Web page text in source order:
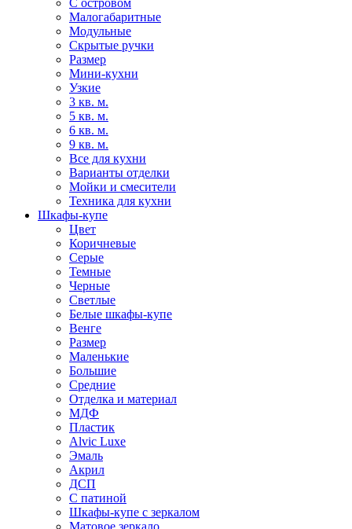
С островом
Малогабаритные
Модульные
Скрытые ручки
Размер
Мини-кухни
Узкие
3 кв. м.
5 кв. м.
6 кв. м.
9 кв. м.
Все для кухни
Варианты отделки
Мойки и смесители
Техника для кухни
Шкафы-купе
Цвет
Коричневые
Серые
Темные
Черные
Светлые
Белые шкафы-купе
Венге
Размер
Маленькие
Большие
Средние
Отделка и материал
МДФ
Пластик
Alvic Luxe
Эмаль
Акрил
ДСП
С патиной
Шкафы-купе с зеркалом
Матовое зеркало